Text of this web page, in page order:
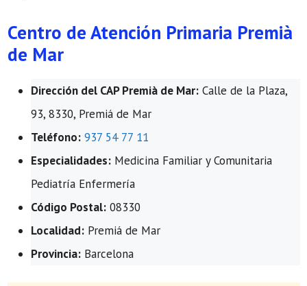
Centro de Atención Primaria Premià
de Mar
Dirección del CAP Premià de Mar: Calle de la Plaza,
93, 8330, Premiá de Mar
Teléfono: 937 54 77 11
Especialidades: Medicina Familiar y Comunitaria
Pediatría Enfermería
Código Postal: 08330
Localidad: Premiá de Mar
Provincia: Barcelona